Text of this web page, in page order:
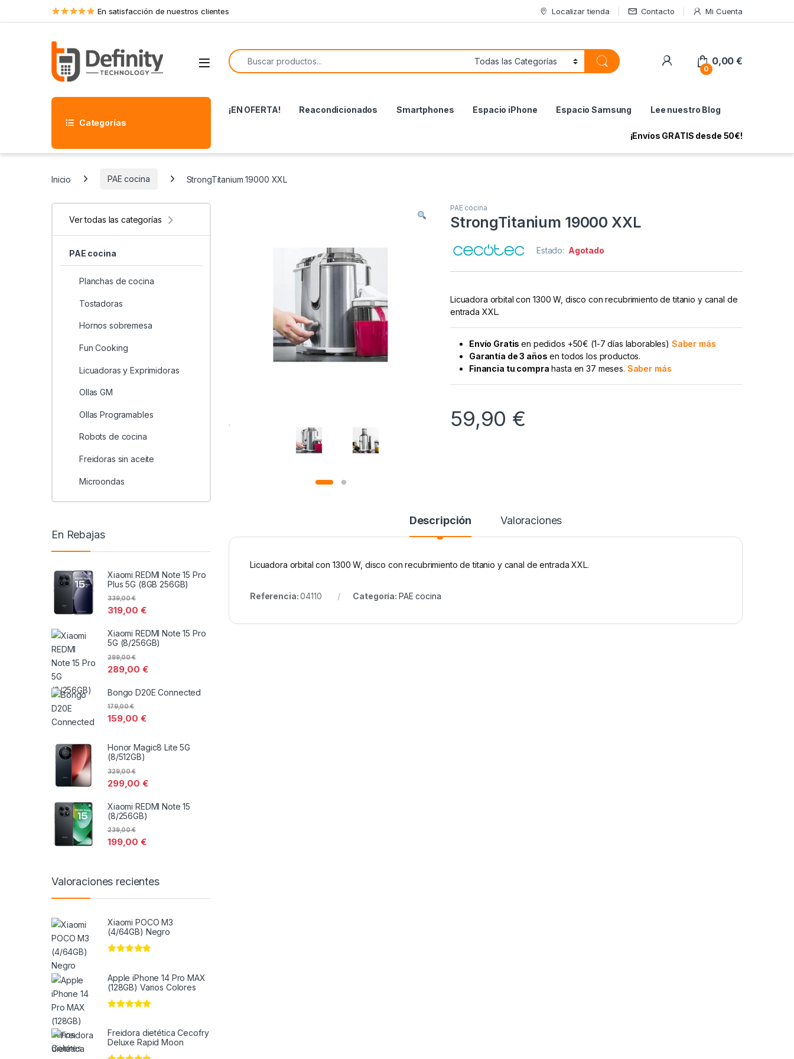
Skip to navigation
Skip to content En satisfacción de nuestros clientes Localizar tienda Contacto Mi Cuenta
Open
Search for:
My Account
0
0,00€
Categorías
¡EN OFERTA! Reacondicionados Smartphones Espacio iPhone Espacio Samsung Lee nuestro Blog
¡Envíos GRATIS desde 50€!
Inicio PAE cocina StrongTitanium 19000 XXL
PAE cocina
StrongTitanium 19000 XXL
Estado: Agotado
Licuadora orbital con 1300 W, disco con recubrimiento de titanio y canal de
entrada XXL.
Envío Gratisen pedidos +50€ (1-7 días laborables) Saber más
Garantía de 3 años en todos los productos.
Financia tu compra hasta en 37 meses. Saber más
59,90 €
Descripción Valoraciones
Licuadora orbital con 1300 W, disco con recubrimiento de titanio y canal de entrada XXL.
Referencia:04110 Categoría: PAE cocina
Ver todas las categorías
PAE cocina
Planchas de cocina
Tostadoras
Hornos sobremesa
Fun Cooking
Licuadoras y Exprimidoras
Ollas GM
Ollas Programables
Robots de cocina
Freidoras sin aceite
Microondas
En Rebajas
Xiaomi REDMI Note 15 Pro
Plus 5G (8GB 256GB)
319,00€
339,00€
Xiaomi REDMI Note 15 Pro
5G (8/256GB)
289,00€
299,00€
Bongo D20E Connected
159,00€
179,00€
Honor Magic8 Lite 5G
(8/512GB)
299,00€
329,00€
Xiaomi REDMI Note 15
(8/256GB)
199,00€
239,00€
Valoraciones recientes
Xiaomi POCO M3
(4/64GB) Negro
Apple iPhone 14 Pro MAX
(128GB) Varios Colores
Freidora dietética Cecofry
Deluxe Rapid Moon